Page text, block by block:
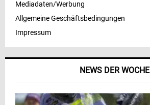
NEWS DER WOCHE
Mediadaten/Werbung
Allgemeine Geschäftsbedingungen
Impressum